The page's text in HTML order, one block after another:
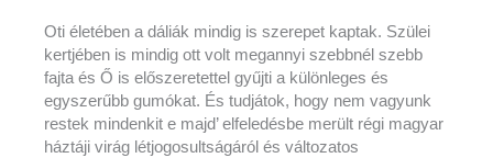
Oti életében a dáliák mindig is szerepet kaptak. Szülei
kertjében is mindig ott volt megannyi szebbnél szebb
fajta és Ő is előszeretettel gyűjti a különleges és
egyszerűbb gumókat. És tudjátok, hogy nem vagyunk
restek mindenkit e majd’ elfeledésbe merült régi magyar
háztáji virág létjogosultságáról és változatos